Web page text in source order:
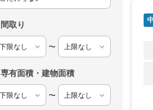
間取り
〜
専有面積・建物面積
〜